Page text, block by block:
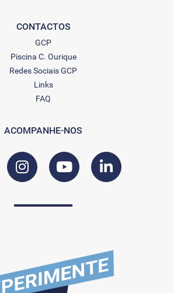
CONTACTOS
GCP
Piscina C. Ourique
Redes Sociais GCP
Links
FAQ
ACOMPANHE-NOS